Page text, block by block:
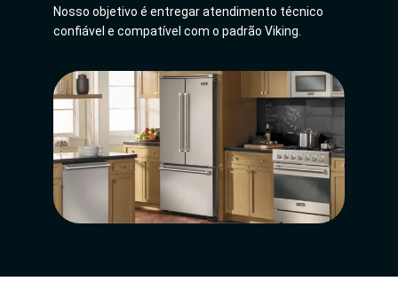
Nosso objetivo é entregar atendimento técnico
confiável e compatível com o padrão Viking.